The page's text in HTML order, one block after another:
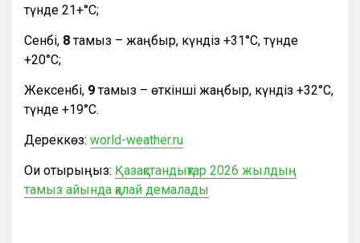
түнде 21+°С;
Сенбі, 8тамыз – жаңбыр, күндіз +31°С, түнде
+20°С;
Жексенбі, 9тамыз – өткінші жаңбыр, күндіз +32°С,
түнде +19°С.
Дереккөз: world-weather.ru
Оқи отырыңыз: Қазақстандықтар 2026 жылдың
тамыз айында қалай демалады